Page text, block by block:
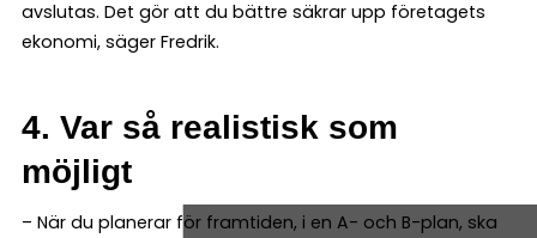
avslutas. Det gör att du bättre säkrar upp företagets
ekonomi, säger Fredrik.
4. Var så realistisk som
möjligt
– När du planerar för framtiden, i en A- och B-plan, ska